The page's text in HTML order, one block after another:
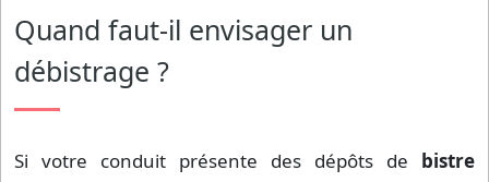
Quand faut-il envisager un
débistrage ?
Si votre conduit présente des dépôts de bistre